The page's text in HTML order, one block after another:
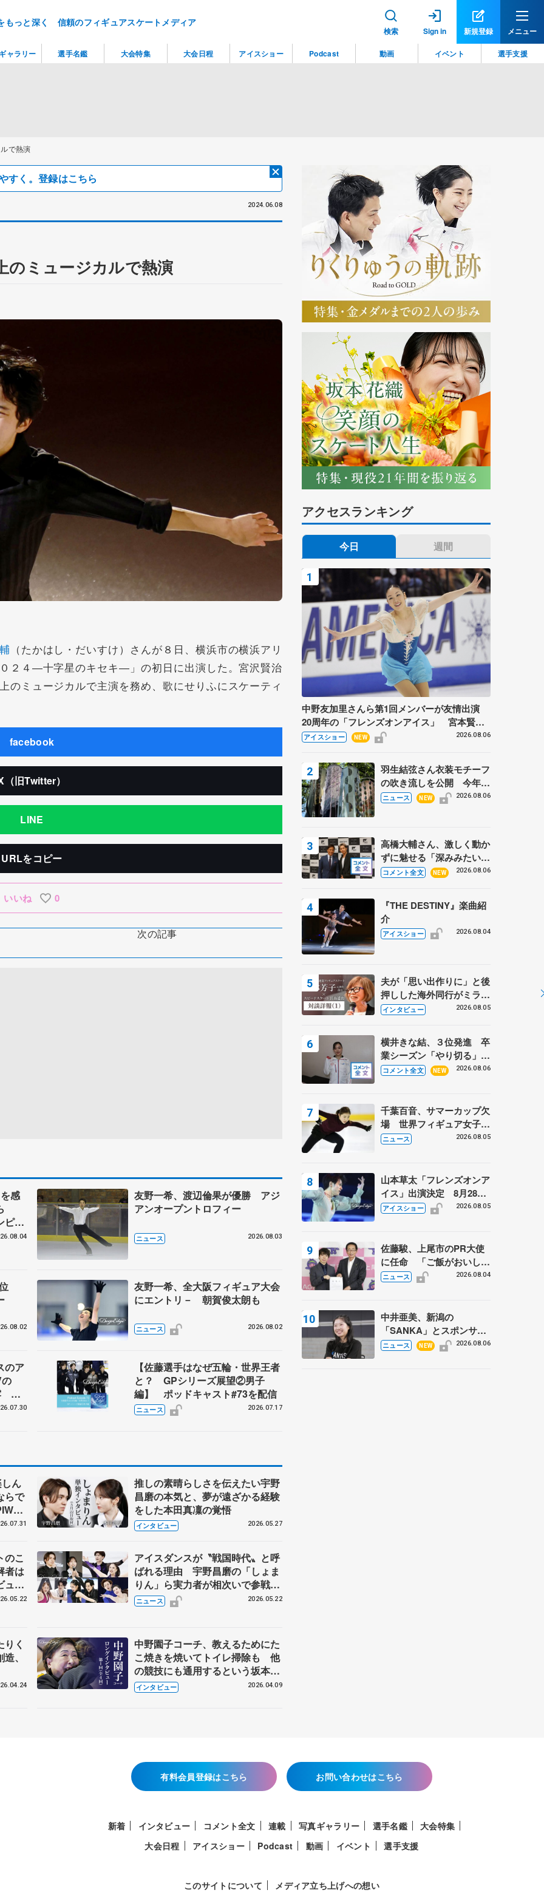
もっと深く 信頼のフィギュアスケートメディア
検索 Sign in 新規登録 メニュー
で熱演
すく。登録はこちら
2024.06.08
ミュージカルで熱演
（たかはし・だいすけ）さんが８日、横浜市の横浜アリ
４―十字星のキセキ―」の初日に出演した。宮沢賢治
のミュージカルで主演を務め、歌にせりふにスケーティ
facebook
（旧Twitter）
LINE
URLをコピー
いいね 0
次の記事
感
ピッ
友野一希、渡辺倫果が優勝 アジ
アンオープントロフィー
ニュース 2026.08.03
友野一希、全大阪フィギュア大会
にエントリ－ 朝賀俊太朗も
ニュース 2026.08.02
のア
ハ
ンバ
【佐藤選手はなぜ五輪・世界王者
と？ GPシリーズ展望②男子
編】 ポッドキャスト#73を配信
ニュース 2026.07.17
ん
らで
前
推しの素晴らしさを伝えたい宇野
昌磨の本気と、夢が遠ざかる経験
をした本田真凜の覚悟
インタビュー 2026.05.27
のこ
者は
ュー
人、
アイスダンスが〝戦国時代〟と呼
ばれる理由 宇野昌磨の「しょま
りん」ら実力者が相次いで参戦
国内の競争激化
ニュース 2026.05.22
く
、
中野園子コーチ、教えるためにた
こ焼きを焼いてトイレ掃除も 他
の競技にも通用するという坂本花
織の筋肉
インタビュー 2026.04.09
アクセスランキング
今日 週間
中野友加里さんら第1回メンバーが友情出演
20周年の「フレンズオンアイス」 宮本賢二
さん、有川梨絵さん、田村岳斗さんも
アイスショー NEW 2026.08.06
羽生結弦さん衣装モチーフ
の吹き流しを公開 今年は
「春よ、来い」、仙台の瑞
ニュース NEW 2026.08.06
高橋大輔さん、激しく動か
ずに魅せる「深みみたいな
ものは出てきている？」
あい
コメント全文 NEW 2026.08.06
『THE DESTINY』楽曲紹
介
アイスショー 2026.08.04
夫が「思い出作りに」と後
押しした海外同行がミラノ
まで… 繁華街のリンクで
に 小林芳子さんが振り返
るスケート人生
インタビュー 2026.08.05
横井きな結、３位発進 卒
業シーズン「やり切る」
【みなとアクルス杯SP】
コメント全文 NEW 2026.08.06
千葉百音、サマーカップ欠
場 世界フィギュア女子2
位
ニュース 2026.08.05
山本草太「フレンズオンア
イス」出演決定 8月28日
（金）2公演のみ 荒川静
アイスショー 2026.08.05
佐藤駿、上尾市のPR大使
に任命 「ご飯がおいし
く、住みやすいのが魅力」
ニュース 2026.08.04
中井亜美、新潟の
「SANKA」とスポンサー
契約 「全力で応援」とコ
ニュース NEW 2026.08.06
有料会員登録はこちら お問い合わせはこちら
新着 インタビュー コメント全文 連載 写真ギャラリー 選手名鑑
大会特集
大会日程
アイスショー Podcast 動画 イベント 選手支援
このサイトについて メディア立ち上げへの想い
ャラリー 選手名鑑 大会特集 大会日程 アイスショー Podcast 動画 イベント 選手支援